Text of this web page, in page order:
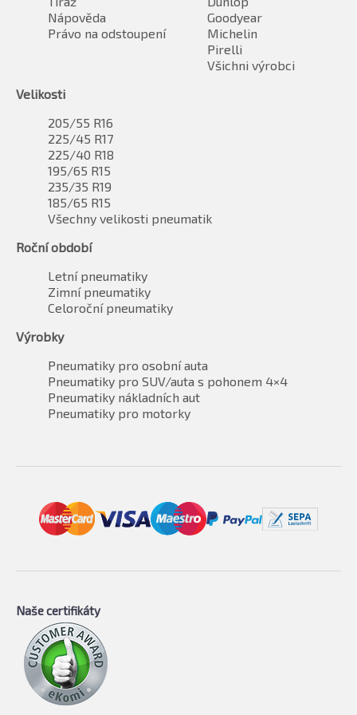
Nápověda
Právo na odstoupení
Goodyear
Michelin
Pirelli
Všichni výrobci
Velikosti
205/55 R16
225/45 R17
225/40 R18
195/65 R15
235/35 R19
185/65 R15
Všechny velikosti pneumatik
Roční období
Letní pneumatiky
Zimní pneumatiky
Celoroční pneumatiky
Výrobky
Pneumatiky pro osobní auta
Pneumatiky pro SUV/auta s pohonem 4×4
Pneumatiky nákladních aut
Pneumatiky pro motorky
Naše certifikáty